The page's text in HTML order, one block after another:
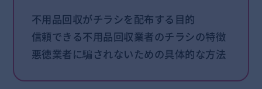
不用品回収がチラシを配布する目的
信頼できる不用品回収業者のチラシの特徴
悪徳業者に騙されないための具体的な方法